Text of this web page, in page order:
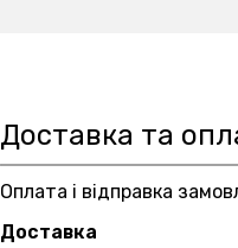
Доставка та
Оплата і відправка
Доставка